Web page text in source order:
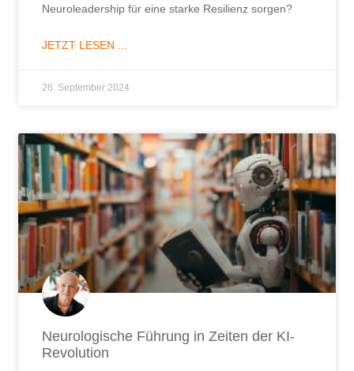
Neuroleadership für eine starke Resilienz sorgen?
JETZT LESEN ...
26. September 2024
Neurologische Führung in Zeiten der KI-
Revolution